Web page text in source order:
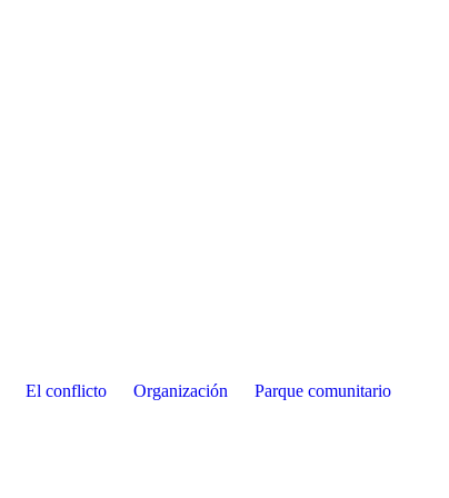
El conflicto Organización Parque comunitario